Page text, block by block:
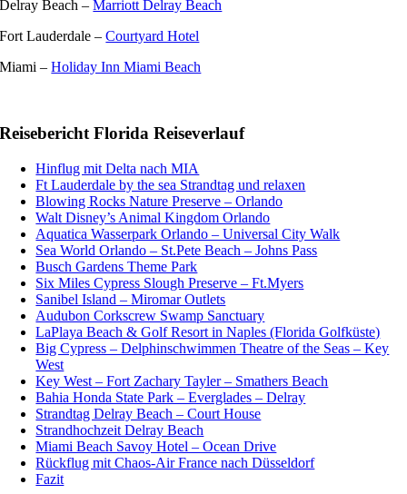
Delray Beach –Marriott Delray Beach
Fort Lauderdale –Courtyard Hotel
Miami –Holiday Inn Miami Beach
Reisebericht Florida Reiseverlauf
Hinflug mit Delta nach MIA
Ft Lauderdale by the sea Strandtag und relaxen
Blowing Rocks Nature Preserve – Orlando
Walt Disney’s Animal Kingdom Orlando
Aquatica Wasserpark Orlando – Universal City Walk
Sea World Orlando – St.Pete Beach – Johns Pass
Busch Gardens Theme Park
Six Miles Cypress Slough Preserve – Ft.Myers
Sanibel Island – Miromar Outlets
Audubon Corkscrew Swamp Sanctuary
LaPlaya Beach & Golf Resort in Naples (Florida Golfküste)
Big Cypress – Delphinschwimmen Theatre of the Seas – Key
West
Key West – Fort Zachary Tayler – Smathers Beach
Bahia Honda State Park – Everglades – Delray
Strandtag Delray Beach – Court House
Strandhochzeit Delray Beach
Miami Beach Savoy Hotel – Ocean Drive
Rückflug mit Chaos-Air France nach Düsseldorf
Fazit